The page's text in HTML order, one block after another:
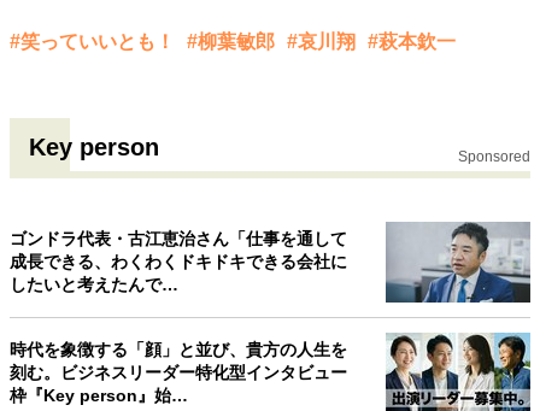
熱狂できるもの
一生モノの愛用品
地域とつながる/お金との付き合い方
#笑っていいとも！ #柳葉敏郎 #哀川翔 #萩本欽一
Key person Sponsored
ゴンドラ代表・古江恵治さん「仕事を通して
成長できる、わくわくドキドキできる会社に
したいと考えたんで…
時代を象徴する「顔」と並び、貴方の人生を
刻む。ビジネスリーダー特化型インタビュー
枠『Key person』始…